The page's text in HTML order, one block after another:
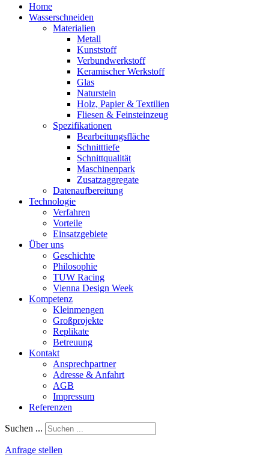
Home
Wasserschneiden
Materialien
Metall
Kunststoff
Verbundwerkstoff
Keramischer Werkstoff
Glas
Naturstein
Holz, Papier & Textilien
Fliesen & Feinsteinzeug
Spezifikationen
Bearbeitungsfläche
Schnitttiefe
Schnittqualität
Maschinenpark
Zusatzaggregate
Datenaufbereitung
Technologie
Verfahren
Vorteile
Einsatzgebiete
Über uns
Geschichte
Philosophie
TUW Racing
Vienna Design Week
Kompetenz
Kleinmengen
Großprojekte
Replikate
Betreuung
Kontakt
Ansprechpartner
Adresse & Anfahrt
AGB
Impressum
Referenzen
Suchen ...
Anfrage stellen